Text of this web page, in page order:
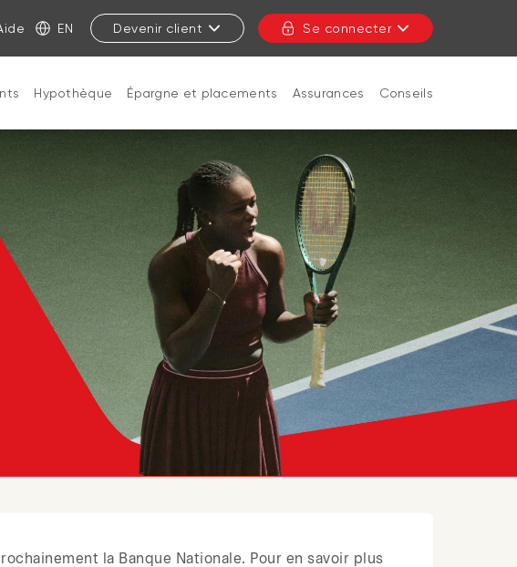
EN Devenir client Se connecter
Hypothèque Épargne et placements Assurances Conseils
la Banque Nationale. Pour en savoir plus